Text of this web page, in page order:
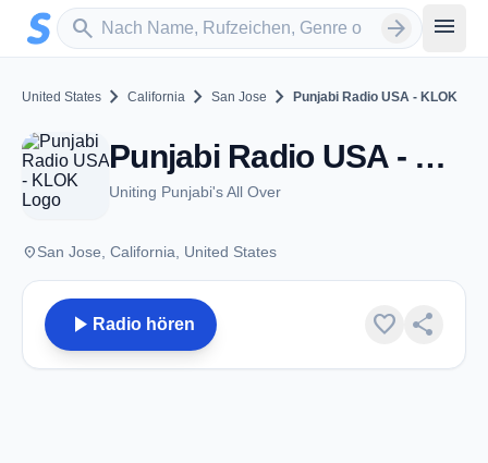
Zum Hauptinhalt springen
search
Sender suchen arrow_forward menu
United States chevron_right California chevron_right San Jose chevron_right Punjabi Radio USA - KLOK
Punjabi Radio USA - KLOK - AM 1170 - San Jose, CA
Uniting Punjabi's All Over
placeSan Jose, California, United States
play_arrow Radio hören favorite share